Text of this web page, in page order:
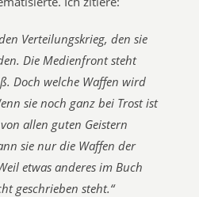
Verteilungskrieg, den sie
Die Medienfront steht
Doch welche Waffen wird
sie noch ganz bei Trost ist
allen guten Geistern
sie nur die Waffen der
etwas anderes im Buch
geschrieben steht.“